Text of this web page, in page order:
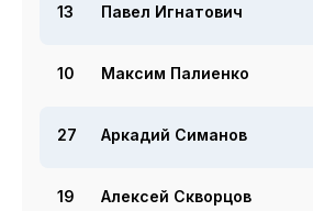
13 Павел Игнатович
10 Максим Палиенко
27 Аркадий Симанов
19 Алексей Скворцов